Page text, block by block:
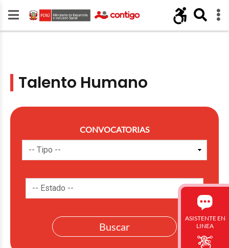
Talento Humano
CONVOCATORIAS
ASISTENTE EN
LINEA